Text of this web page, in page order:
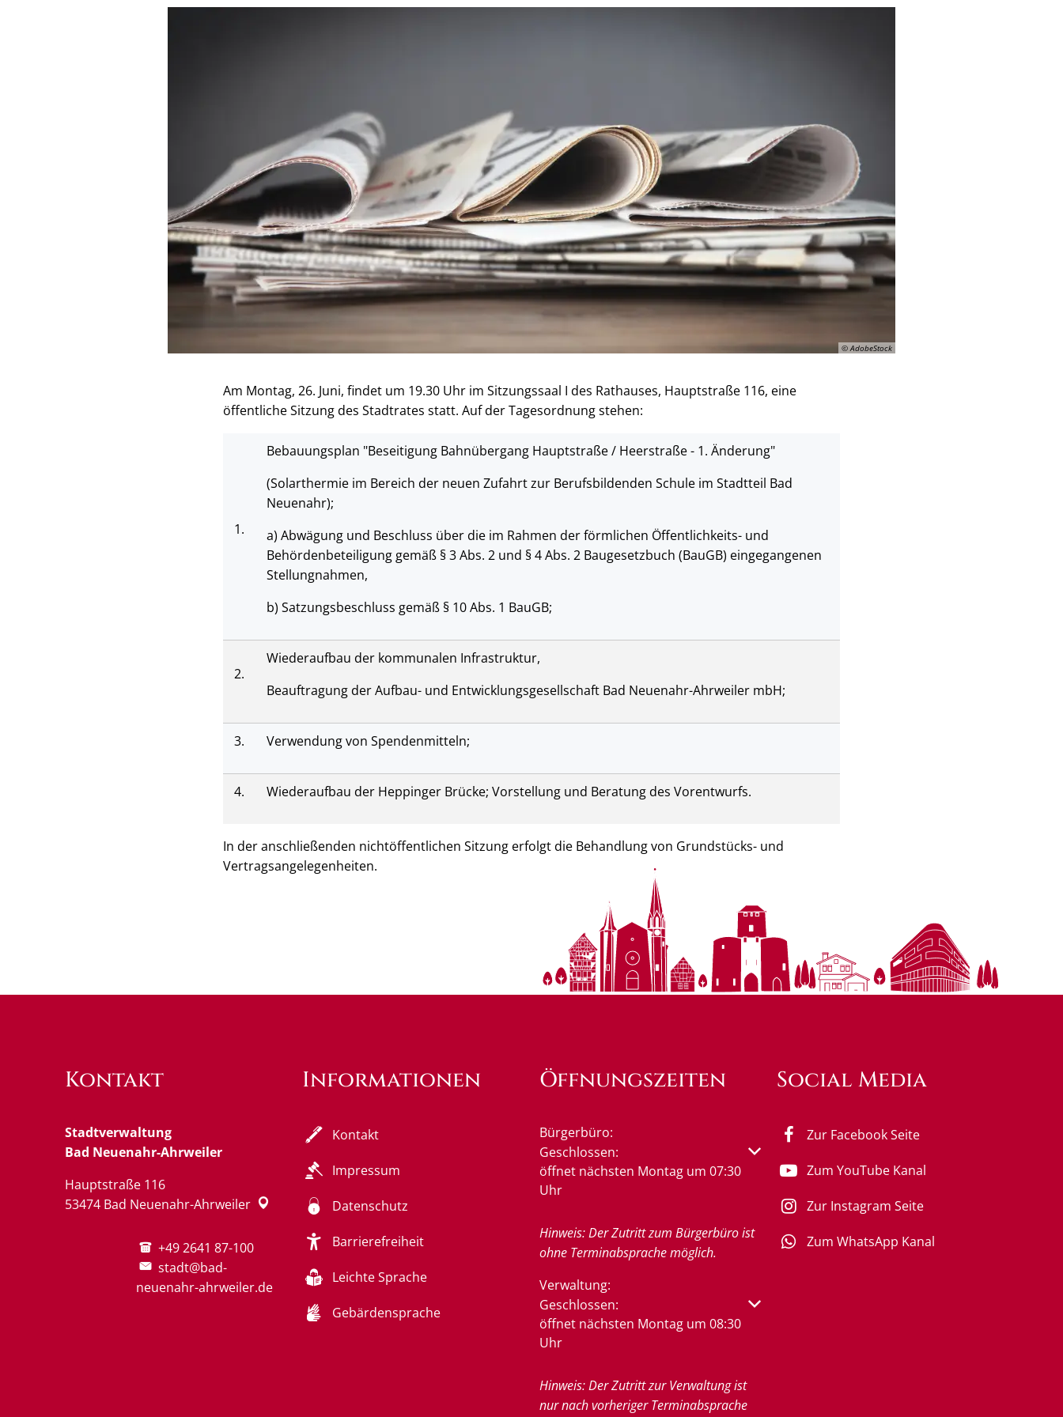
© AdobeStock
Am Montag, 26. Juni, findet um 19.30 Uhr im Sitzungssaal I des Rathauses, Hauptstraße 116, eine
öffentliche Sitzung des Stadtrates statt. Auf der Tagesordnung stehen:
1.
Bebauungsplan "Beseitigung Bahnübergang Hauptstraße / Heerstraße - 1. Änderung"
(Solarthermie im Bereich der neuen Zufahrt zur Berufsbildenden Schule im Stadtteil Bad
Neuenahr);
a) Abwägung und Beschluss über die im Rahmen der förmlichen Öffentlichkeits- und
Behördenbeteiligung gemäß § 3 Abs. 2 und § 4 Abs. 2 Baugesetzbuch (BauGB) eingegangenen
Stellungnahmen,
b) Satzungsbeschluss gemäß § 10 Abs. 1 BauGB;
2.
Wiederaufbau der kommunalen Infrastruktur,
Beauftragung der Aufbau- und Entwicklungsgesellschaft Bad Neuenahr-Ahrweiler mbH;
3. Verwendung von Spendenmitteln;
4. Wiederaufbau der Heppinger Brücke; Vorstellung und Beratung des Vorentwurfs.
In der anschließenden nichtöffentlichen Sitzung erfolgt die Behandlung von Grundstücks- und
Vertragsangelegenheiten.
Kontakt
Stadtverwaltung
Bad Neuenahr-Ahrweiler
Hauptstraße 116
53474 Bad Neuenahr-Ahrweiler
+49 2641 87-100
stadt@bad-
neuenahr-ahrweiler.de
Informationen
Kontakt
Impressum
Datenschutz
Barrierefreiheit
Leichte Sprache
Gebärdensprache
Öffnungszeiten
Bürgerbüro:
Klicken, um weitere Öffnungs- oder Schließzeiten auszublenden
Geschlossen:
öffnet nächsten Montag um 07:30
Uhr
Hinweis: Der Zutritt zum Bürgerbüro ist
ohne Terminabsprache möglich.
Verwaltung:
Klicken, um weitere Öffnungs- oder Schließzeiten auszublenden
Geschlossen:
öffnet nächsten Montag um 08:30
Uhr
Hinweis: Der Zutritt zur Verwaltung ist
nur nach vorheriger Terminabsprache
Social Media
Zur Facebook Seite
Zum YouTube Kanal
Zur Instagram Seite
Zum WhatsApp Kanal